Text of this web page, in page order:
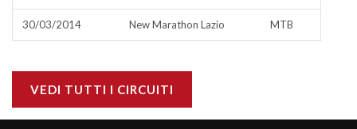
30/03/2014 New Marathon Lazio MTB
VEDI TUTTI I CIRCUITI